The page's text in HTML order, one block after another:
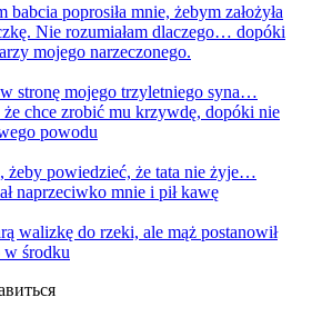
babcia poprosiła mnie, żebym założyła
Nie rozumiałam dlaczego… dopóki
mojego narzeczonego.
stronę mojego trzyletniego syna…
że chce zrobić mu krzywdę, dopóki nie
powodu
żeby powiedzieć, że tata nie żyje…
naprzeciwko mnie i pił kawę
walizkę do rzeki, ale mąż postanowił
w środku